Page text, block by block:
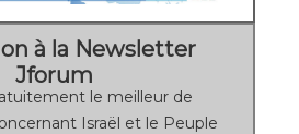
à la Newsletter
Jforum
le meilleur de
Israël et le Peuple